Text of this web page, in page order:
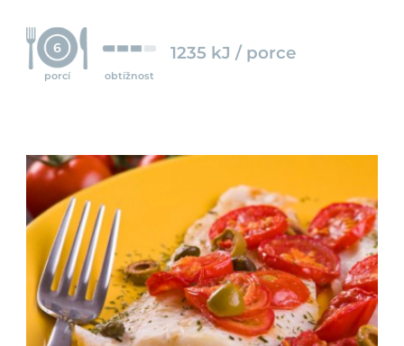
6
porcí obtížnost
1235 kJ / porce